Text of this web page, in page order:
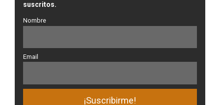
suscritos.
Nombre
Email